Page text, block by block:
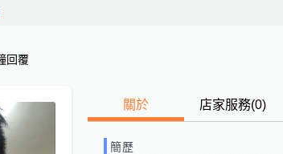
回覆
關於 店家服務(0)
簡歷